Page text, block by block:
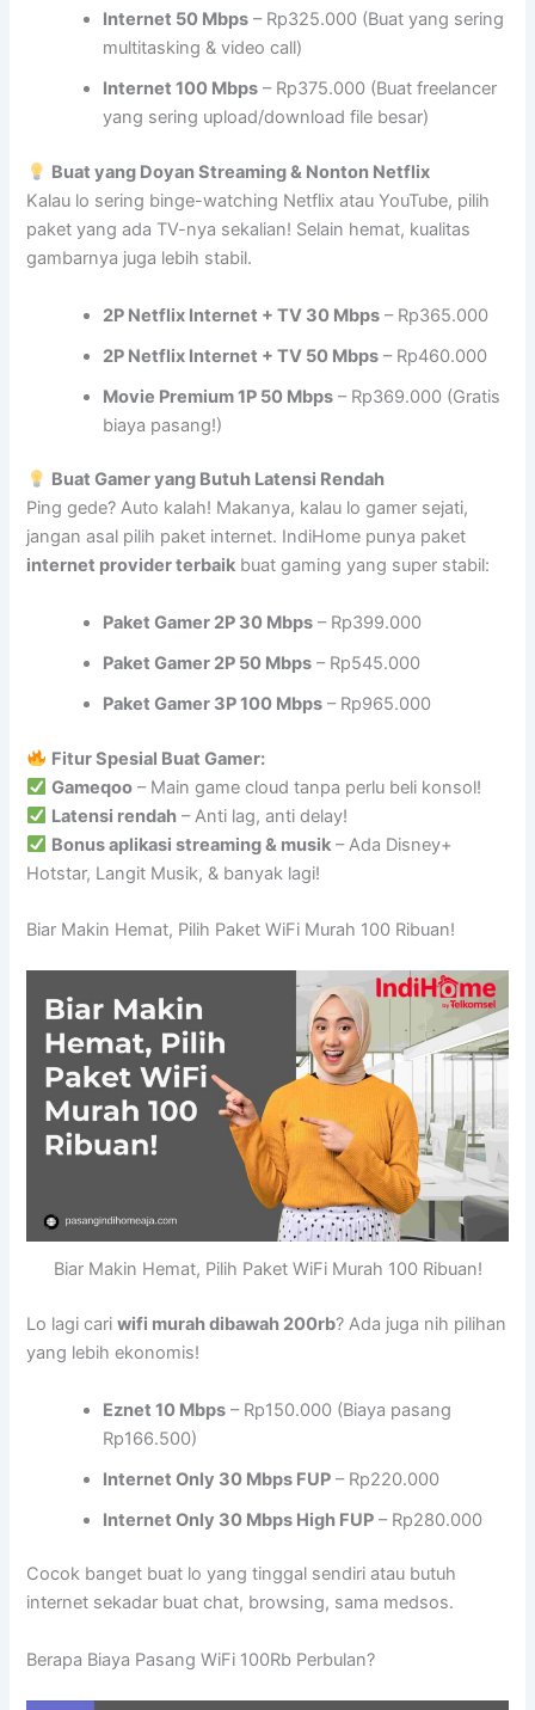
Internet 50 Mbps – Rp325.000 (Buat yang sering
multitasking & video call)
Internet 100 Mbps – Rp375.000 (Buat freelancer
yang sering upload/download file besar)
Buat yang Doyan Streaming & Nonton Netflix
Kalau lo sering binge-watching Netflix atau YouTube, pilih
paket yang ada TV-nya sekalian! Selain hemat, kualitas
gambarnya juga lebih stabil.
2P Netflix Internet + TV 30 Mbps – Rp365.000
2P Netflix Internet + TV 50 Mbps – Rp460.000
Movie Premium 1P 50 Mbps – Rp369.000 (Gratis
biaya pasang!)
Buat Gamer yang Butuh Latensi Rendah
Ping gede? Auto kalah! Makanya, kalau lo gamer sejati,
jangan asal pilih paket internet. IndiHome punya paket
internet provider terbaik buat gaming yang super stabil:
Paket Gamer 2P 30 Mbps – Rp399.000
Paket Gamer 2P 50 Mbps – Rp545.000
Paket Gamer 3P 100 Mbps – Rp965.000
Fitur Spesial Buat Gamer:
Gameqoo – Main game cloud tanpa perlu beli konsol!
Latensi rendah – Anti lag, anti delay!
Bonus aplikasi streaming & musik – Ada Disney+
Hotstar, Langit Musik, & banyak lagi!
Biar Makin Hemat, Pilih Paket WiFi Murah 100 Ribuan!
Biar Makin Hemat, Pilih Paket WiFi Murah 100 Ribuan!
Lo lagi cariwifi murah dibawah 200rb? Ada juga nih pilihan
yang lebih ekonomis!
Eznet 10 Mbps – Rp150.000 (Biaya pasang
Rp166.500)
Internet Only 30 Mbps FUP – Rp220.000
Internet Only 30 Mbps High FUP – Rp280.000
Cocok banget buat lo yang tinggal sendiri atau butuh
internet sekadar buat chat, browsing, sama medsos.
Berapa Biaya Pasang WiFi 100Rb Perbulan?